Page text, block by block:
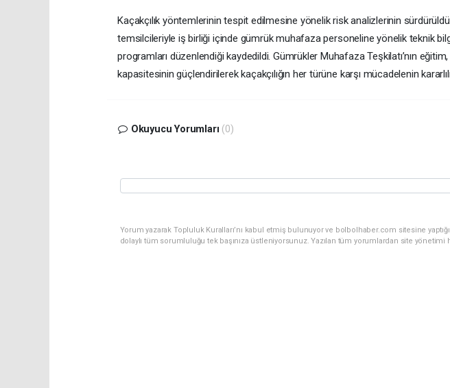
Kaçakçılık yöntemlerinin tespit edilmesine yönelik risk analizlerinin
temsilcileriyle iş birliği içinde gümrük muhafaza personeline yönelik teknik bilgi
programları düzenlendiği kaydedildi. Gümrükler Muhafaza Teşkilatı’nın
kapasitesinin güçlendirilerek kaçakçılığın her türüne karşı mücadelenin
Okuyucu Yorumları (0)
Yorum yazarak Topluluk Kuralları’nı kabul etmiş bulunuyor ve bolbolhaber.com sitesine
dolaylı tüm sorumluluğu tek başınıza üstleniyorsunuz. Yazılan tüm yorumlardan site